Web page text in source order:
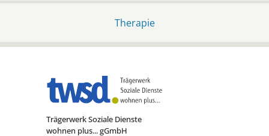
Therapie
Trägerwerk Soziale Dienste
wohnen plus... gGmbH